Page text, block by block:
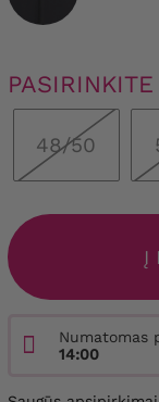
48/50
Į
Numatomas
14:00